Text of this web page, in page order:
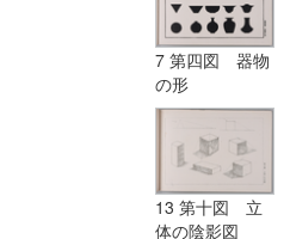
7 第四図 器物
の形
13 第十図 立
体の陰影図